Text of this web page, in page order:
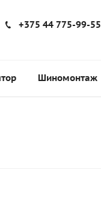
+375 44 775-99-55
Шиномонтаж